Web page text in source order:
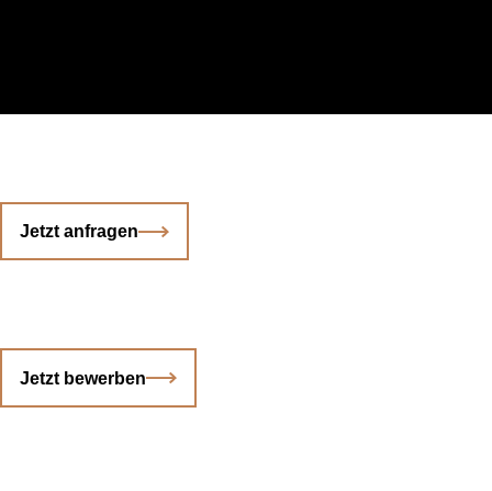
Jetzt anfragen
Jetzt bewerben